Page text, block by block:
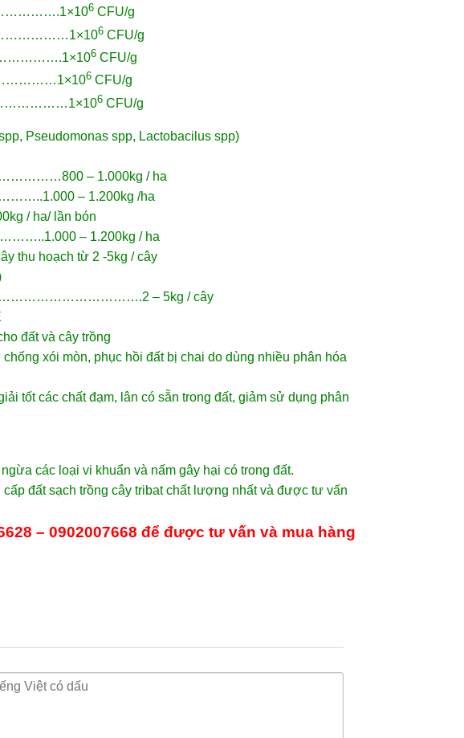
6CFU/g
6CFU/g
6CFU/g
6CFU/g
6CFU/g
Pseudomonas spp, Lactobacilus spp)
– 1.000kg / ha
– 1.200kg /ha
/ ha/ lần bón
– 1.200kg / ha
thu hoạch từ 2 -5kg / cây
– 5kg / cây
đất và cây trồng
xói mòn, phục hồi đất bị chai do dùng nhiều phân hóa
tốt các chất đạm, lân có sẵn trong đất, giảm sử dụng phân
các loại vi khuẩn và nấm gây hại có trong đất.
đất sạch trồng cây tribat chất lượng nhất và được tư vấn
– 0902007668 để được tư vấn và mua hàng